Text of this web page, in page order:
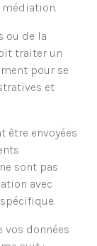
ou de la
traiter un
pour se
et
être envoyées
sont pas
avec
données